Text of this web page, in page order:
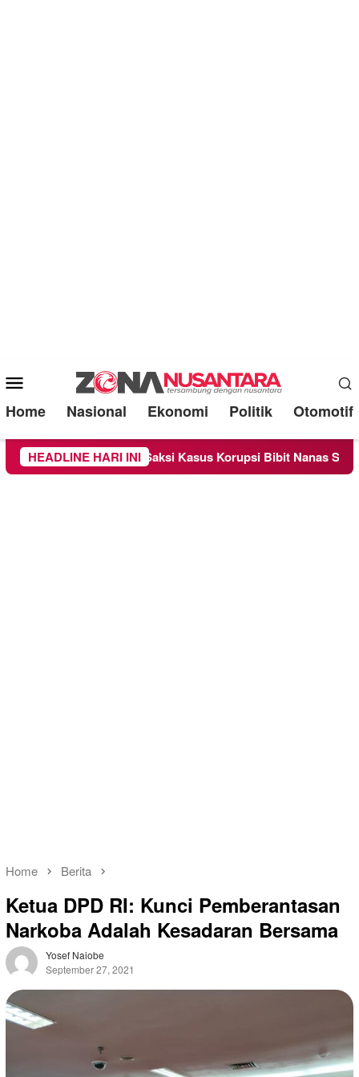
Mobile
Menu
Home Nasional Ekonomi Politik Otomotif
HEADLINE HARI INI
Saksi Kasus Korupsi Bibit Nanas Sulsel Rp 52,4 Miliar
Home Berita
Ketua DPD RI: Kunci Pemberantasan
Narkoba Adalah Kesadaran Bersama
Yosef Naiobe
September 27, 2021